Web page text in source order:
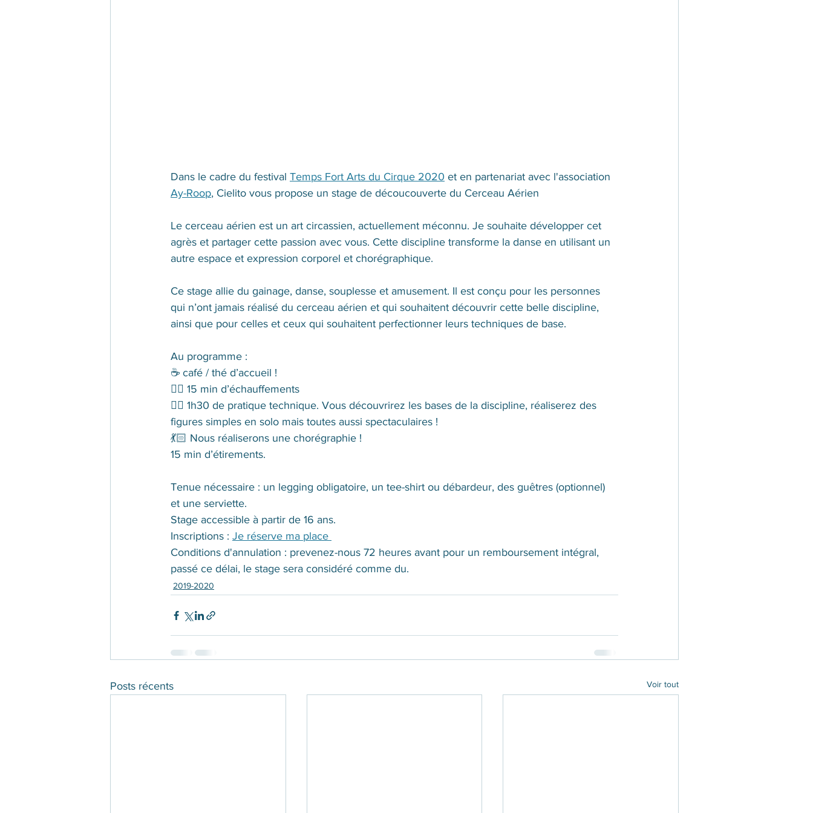
Dans le cadre du festival Temps Fort Arts du Cirque 2020 et en partenariat avec l'association
Ay-Roop, Cielito vous propose un stage de découcouverte du Cerceau Aérien
Le cerceau aérien est un art circassien, actuellement méconnu. Je souhaite développer cet
agrès et partager cette passion avec vous. Cette discipline transforme la danse en utilisant un
autre espace et expression corporel et chorégraphique.
Ce stage allie du gainage, danse, souplesse et amusement. Il est conçu pour les personnes
qui n’ont jamais réalisé du cerceau aérien et qui souhaitent découvrir cette belle discipline,
ainsi que pour celles et ceux qui souhaitent perfectionner leurs techniques de base.
Au programme :
☕️ café / thé d’accueil !
👯‍♀️ 15 min d’échauffements
🤸‍♀️ 1h30 de pratique technique. Vous découvrirez les bases de la discipline, réaliserez des
figures simples en solo mais toutes aussi spectaculaires !
💃🏻 Nous réaliserons une chorégraphie !
15 min d’étirements.
Tenue nécessaire : un legging obligatoire, un tee-shirt ou débardeur, des guêtres (optionnel)
et une serviette.
Stage accessible à partir de 16 ans.
Inscriptions : Je réserve ma place
Conditions d'annulation : prevenez-nous 72 heures avant pour un remboursement intégral,
passé ce délai, le stage sera considéré comme du.
2019-2020
Posts récents Voir tout